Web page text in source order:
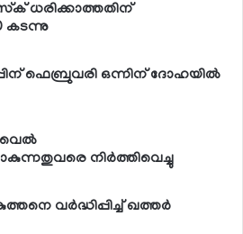
ധരിക്കാത്തതിന്
കടന്നു
ഫെബ്രുവരി ഒന്നിന് ദോഹയില്‍
നിര്‍ത്തിവെച്ചു
വര്‍ദ്ധിപ്പിച്ച് ഖത്തര്‍